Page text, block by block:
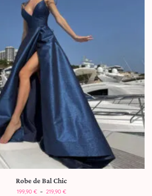
Robe de Bal Chic
199,90 € – 219,90 €